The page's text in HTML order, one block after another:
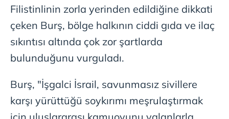
Filistinlinin zorla yerinden edildiğine dikkati
çeken Burş, bölge halkının ciddi gıda ve ilaç
sıkıntısı altında çok zor şartlarda
bulunduğunu vurguladı.
Burş, "İşgalci İsrail, savunmasız sivillere
karşı yürüttüğü soykırımı meşrulaştırmak